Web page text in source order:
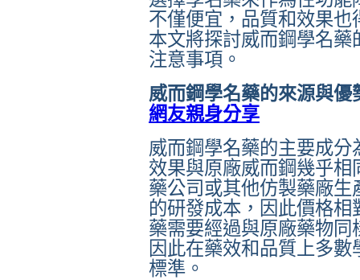
不僅便宜，品質和效果
本文將探討威而鋼學名
注意事項。
威而鋼學名藥的來源與
網友親身分享
威而鋼學名藥的主要成
效果與原廠威而鋼幾乎
藥公司或其他仿製藥廠
的研發成本，因此價格
藥需要經過與原廠藥物
因此在藥效和品質上多
標準。